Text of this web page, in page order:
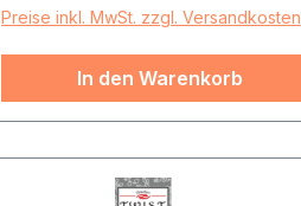
Preise inkl. MwSt. zzgl. Versandkosten
In den Warenkorb